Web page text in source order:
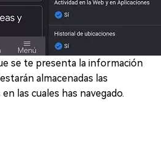
se te presenta la información
almacenadas las
las cuales has navegado.